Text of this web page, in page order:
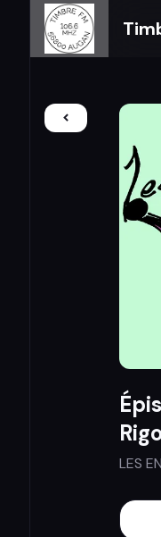
LES